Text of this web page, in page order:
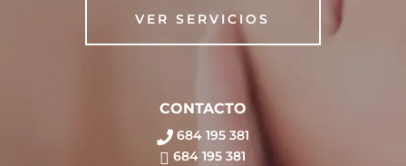
VER SERVICIOS
CONTACTO
684 195 381
684 195 381